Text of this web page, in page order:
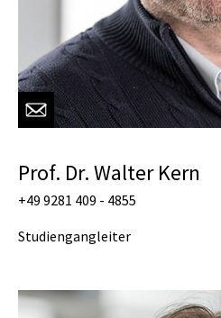
Prof. Dr. Walter Kern
+49 9281 409 - 4855
Studiengangleiter